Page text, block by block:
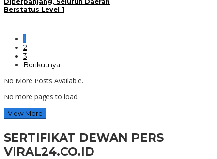
Berstatus Level 1
1
2
3
Berikutnya
No More Posts Available.
No more pages to load.
View More
SERTIFIKAT DEWAN PERS
VIRAL24.CO.ID